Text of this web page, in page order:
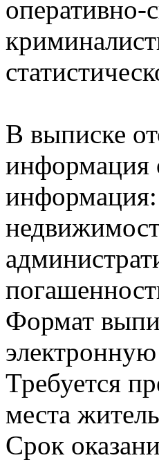
оперативно-
В выписке
информация
Формат
Требуется
места
Срок